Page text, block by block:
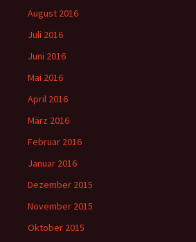
August 2016
Juli 2016
Juni 2016
Mai 2016
April 2016
März 2016
Februar 2016
Januar 2016
Dezember 2015
November 2015
Oktober 2015